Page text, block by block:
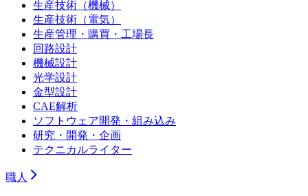
生産技術（機械）
生産技術（電気）
生産管理・購買・工場長
回路設計
機械設計
光学設計
金型設計
CAE解析
ソフトウェア開発・組み込み
研究・開発・企画
テクニカルライター
職人